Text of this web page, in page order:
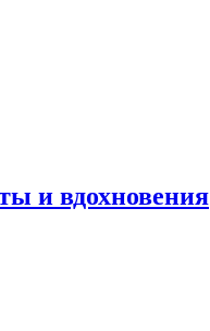
и вдохновения